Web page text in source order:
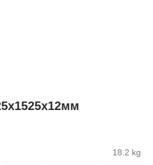
18.2 kg